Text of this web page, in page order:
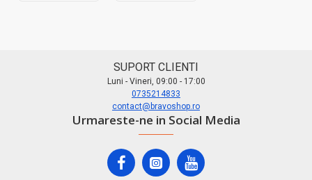
SUPORT CLIENTI
Luni - Vineri, 09:00 - 17:00
0735214833
contact@bravoshop.ro
Urmareste-ne in Social Media